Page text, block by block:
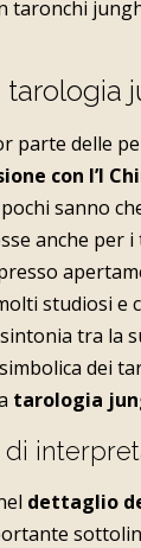
tarologia
parte delle
con l’I
sanno
anche per
studiosi e
tra la
dei
tarologia
dettaglio